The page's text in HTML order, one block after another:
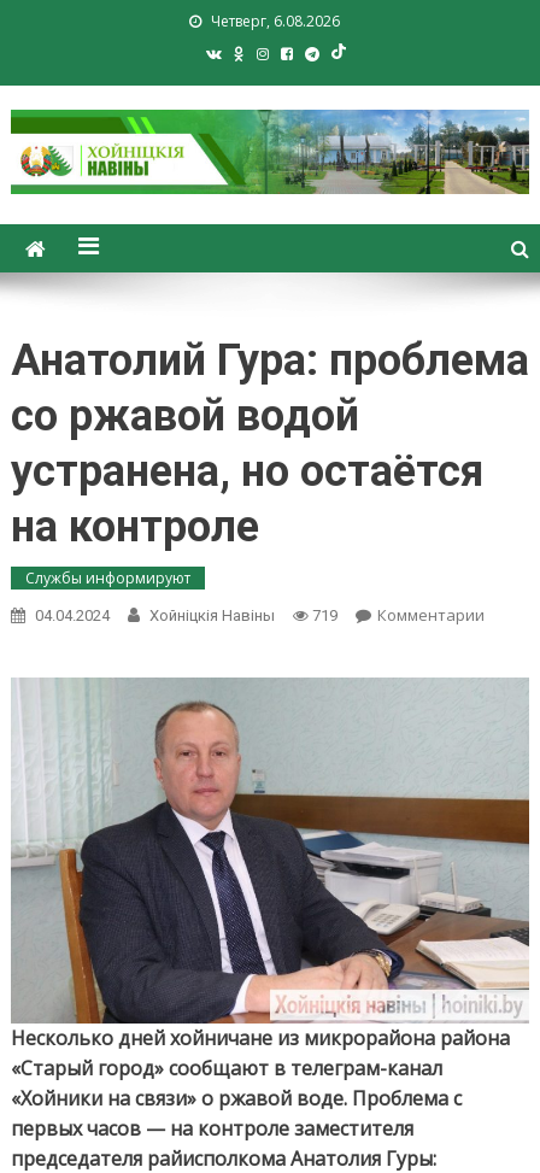
Четверг, 6.08.2026
Хойники. Хойнiцкiя навiны.
Новости Хойник. Районная
Анатолий Гура: проблема
со ржавой водой
устранена, но остаётся
на контроле
Службы информируют
04.04.2024 Хойнiцкiя Навiны 719 Комментарииon
но
на
Несколько дней хойничане из микрорайона района
«Старый город» сообщают в телеграм-канал
«Хойники на связи» о ржавой воде. Проблема с
первых часов — на контроле заместителя
председателя райисполкома Анатолия Гуры: